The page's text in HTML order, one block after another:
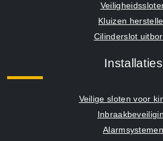
Kluizen
Cilinderslot
Installaties
Veilige sloten voor
Alarmsystemen